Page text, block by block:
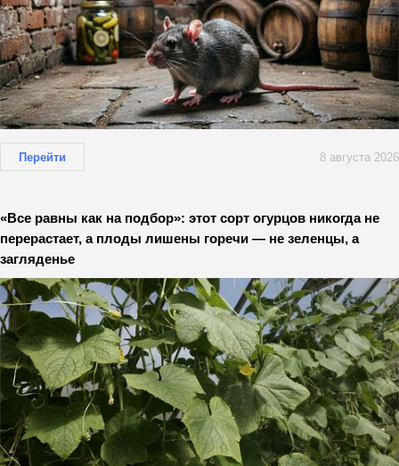
Перейти 8 августа 2026
«Все равны как на подбор»: этот сорт огурцов никогда не
перерастает, а плоды лишены горечи — не зеленцы, а
загляденье